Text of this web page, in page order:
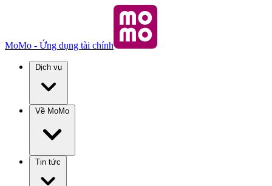
MoMo - Ứng dụng tài chính
Dịch vụ
Về MoMo
Tin tức